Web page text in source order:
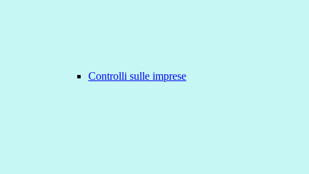
Controlli sulle imprese